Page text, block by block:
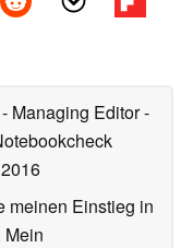
- Managing Editor-
meinen Einstieg in
Mein